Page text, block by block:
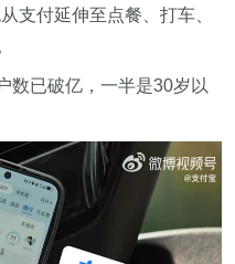
支付延伸至点餐、打车、
数已破亿，一半是30岁以